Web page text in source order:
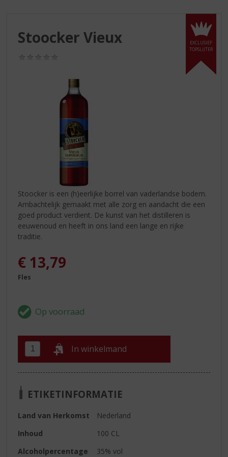
EXCLUSIEF
TOPSLIJTER
Stoocker Vieux
Stoocker is een (h)eerlijke borrel van vaderlandse bodem.
Ambachtelijk gemaakt met alle zorg en aandacht die een
goed product verdient. De kunst van het distilleren is
eeuwenoud en heeft in ons land een lange en rijke
traditie.
€ 13,79
Fles
In winkelmand
ETIKETINFORMATIE
Land van Herkomst
Nederland
Inhoud
100 CL
Alcoholpercentage
35% vol